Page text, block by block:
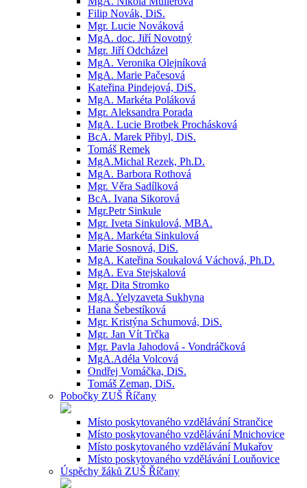
Filip Novák, DiS.
Mgr. Lucie Nováková
MgA. doc. Jiří Novotný
Mgr. Jiří Odcházel
MgA. Veronika Olejníková
MgA. Marie Pačesová
Kateřina Pindejová, DiS.
MgA. Markéta Poláková
Mgr. Aleksandra Porada
MgA. Lucie Brotbek Prochásková
BcA. Marek Přibyl, DiS.
Tomáš Remek
MgA.Michal Rezek, Ph.D.
MgA. Barbora Rothová
Mgr. Věra Sadílková
BcA. Ivana Sikorová
Mgr.Petr Sinkule
Mgr. Iveta Sinkulová, MBA.
MgA. Markéta Sinkulová
Marie Sosnová, DiS.
MgA. Kateřina Soukalová Váchová, Ph.D.
MgA. Eva Stejskalová
Mgr. Dita Stromko
MgA. Yelyzaveta Sukhyna
Hana Šebestíková
Mgr. Kristýna Schumová, DiS.
Mgr. Jan Vít Trčka
Mgr. Pavla Jahodová - Vondráčková
MgA.Adéla Volcová
Ondřej Vomáčka, DiS.
Tomáš Zeman, DiS.
Pobočky ZUŠ Říčany
Místo poskytovaného vzdělávání Strančice
Místo poskytovaného vzdělávání Mnichovice
Místo poskytovaného vzdělávání Mukařov
Místo poskytovaného vzdělávání Louňovice
Úspěchy žáků ZUŠ Říčany